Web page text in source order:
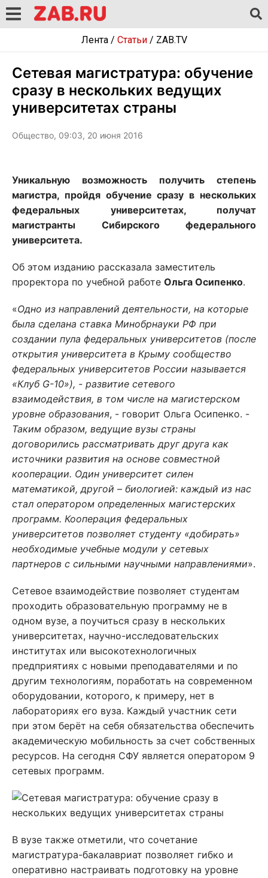
Лента/ Статьи/ ZAB.TV
Сетевая магистратура: обучение
сразу в нескольких ведущих
университетах страны
Общество, 09:03, 20 июня 2016
Уникальную возможность получить степень
магистра, пройдя обучение сразу в нескольких
федеральных университетах, получат
магистранты Сибирского федерального
университета.
Об этом изданию рассказала заместитель
проректора по учебной работе Ольга Осипенко.
«Одно из направлений деятельности, на которые
была сделана ставка Минобрнауки РФ при
создании пула федеральных университетов (после
открытия университета в Крыму сообщество
федеральных университетов России называется
«Клуб G-10»), - развитие сетевого
взаимодействия, в том числе на магистерском
уровне образования, - говорит Ольга Осипенко. -
Таким образом, ведущие вузы страны
договорились рассматривать друг друга как
источники развития на основе совместной
кооперации. Один университет силен
математикой, другой – биологией: каждый из нас
стал оператором определенных магистерских
программ. Кооперация федеральных
университетов позволяет студенту «добирать»
необходимые учебные модули у сетевых
партнеров с сильными научными направлениями».
Сетевое взаимодействие позволяет студентам
проходить образовательную программу не в
одном вузе, а поучиться сразу в нескольких
университетах, научно-исследовательских
институтах или высокотехнологичных
предприятиях с новыми преподавателями и по
другим технологиям, поработать на современном
оборудовании, которого, к примеру, нет в
лабораториях его вуза. Каждый участник сети
при этом берёт на себя обязательства обеспечить
академическую мобильность за счет собственных
ресурсов. На сегодня СФУ является оператором 9
сетевых программ.
В вузе также отметили, что сочетание
магистратура-бакалавриат позволяет гибко и
оперативно настраивать подготовку на уровне